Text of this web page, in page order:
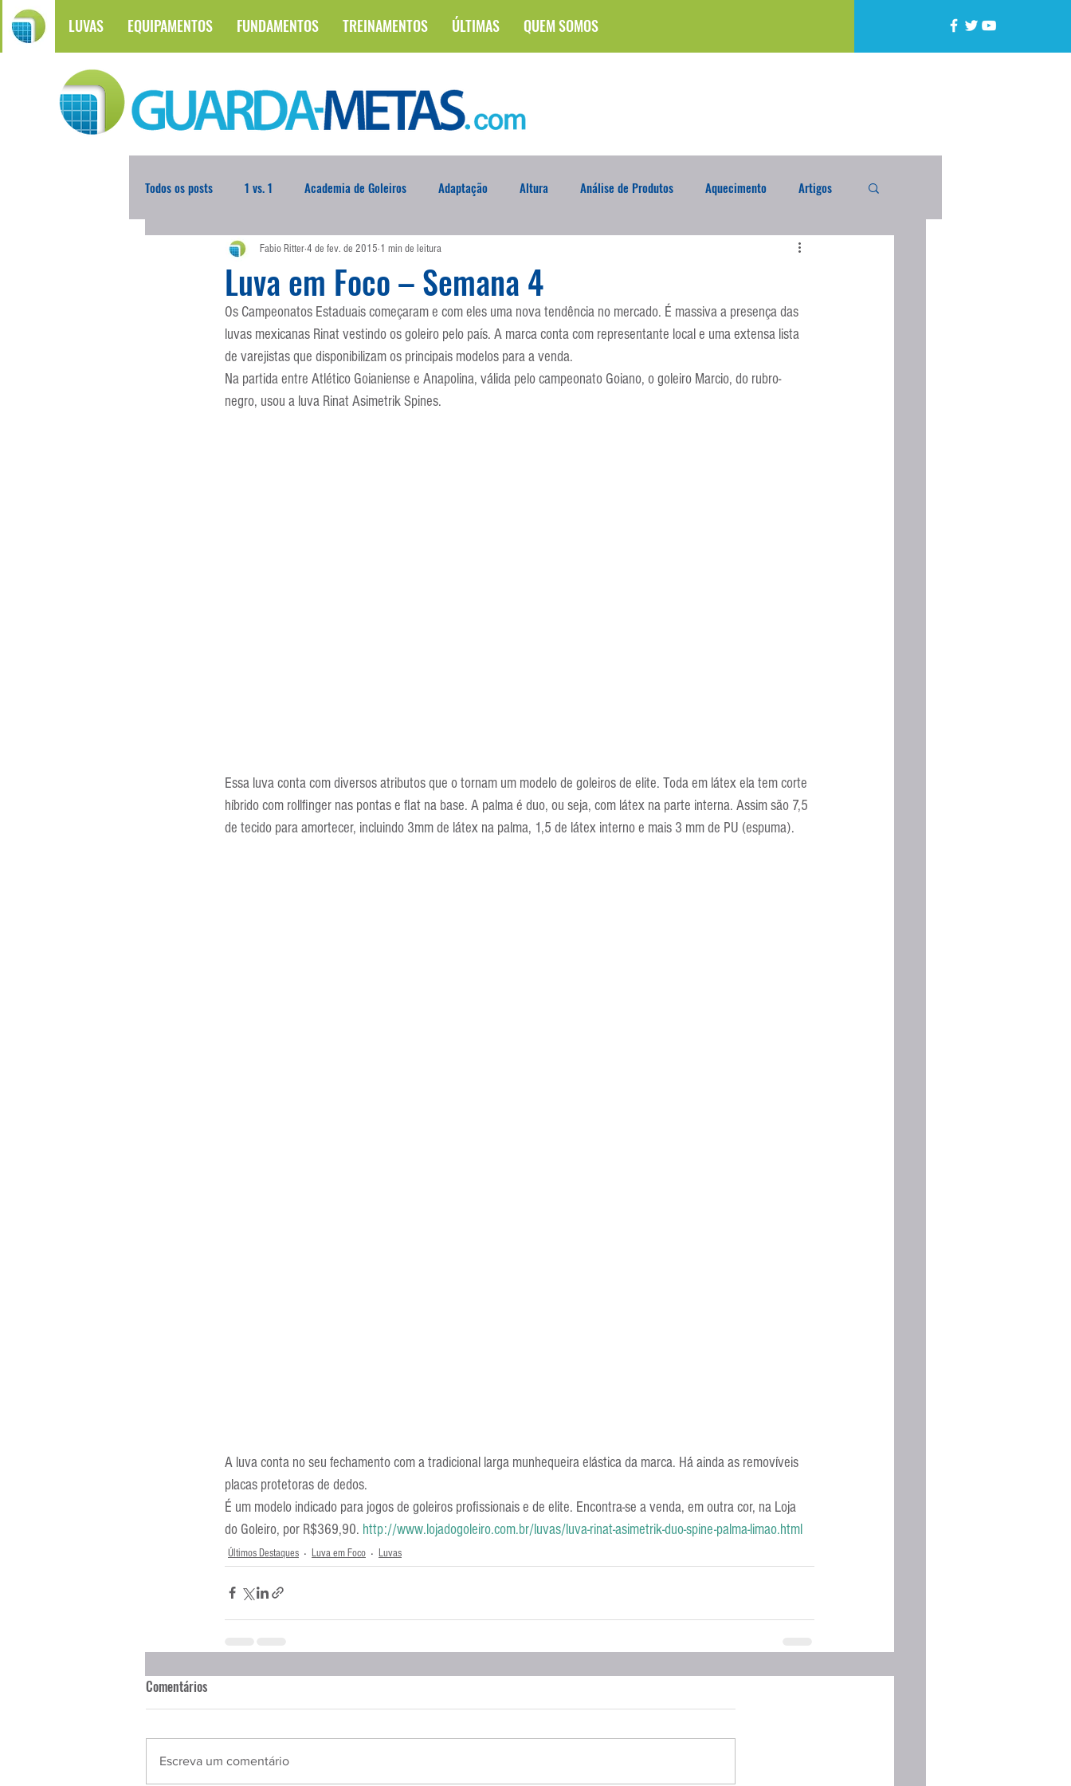
LUVAS EQUIPAMENTOS FUNDAMENTOS TREINAMENTOS ÚLTIMAS QUEM SOMOS
Todos os posts 1 vs. 1 Academia de Goleiros Adaptação Altura Análise de Produtos Aquecimento Artigos
Atualidades Blogoleiro da Semana Brasileirão Compra Exterior
Comunicação Copa do Mundo Curso Defesa da Semana Deslocamento DVD Encaixada Enquete
Entrevistas Equipamentos Escola Alemã Escola Americana Escola Argentina Escola Espanhola
Luva em Foco – Semana 4
Fabio Ritter4 de fev. de 2015 1 min de leitura
Os Campeonatos Estaduais começaram e com eles uma nova tendência no mercado. É massiva a presença das
luvas mexicanas Rinat vestindo os goleiro pelo país. A marca conta com representante local e uma extensa lista
de varejistas que disponibilizam os principais modelos para a venda.
Na partida entre Atlético Goianiense e Anapolina, válida pelo campeonato Goiano, o goleiro Marcio, do rubro-
negro, usou a luva Rinat Asimetrik Spines.
Essa luva conta com diversos atributos que o tornam um modelo de goleiros de elite. Toda em látex ela tem corte
híbrido com rollfinger nas pontas e flat na base. A palma é duo, ou seja, com látex na parte interna. Assim são 7,5
de tecido para amortecer, incluindo 3mm de látex na palma, 1,5 de látex interno e mais 3 mm de PU (espuma).
A luva conta no seu fechamento com a tradicional larga munhequeira elástica da marca. Há ainda as removíveis
placas protetoras de dedos.
É um modelo indicado para jogos de goleiros profissionais e de elite. Encontra-se a venda, em outra cor, na Loja
do Goleiro, por R$369,90. http://www.lojadogoleiro.com.br/luvas/luva-rinat-asimetrik-duo-spine-palma-limao.html
Últimos Destaques Luva em Foco Luvas
Comentários
Escreva um comentário